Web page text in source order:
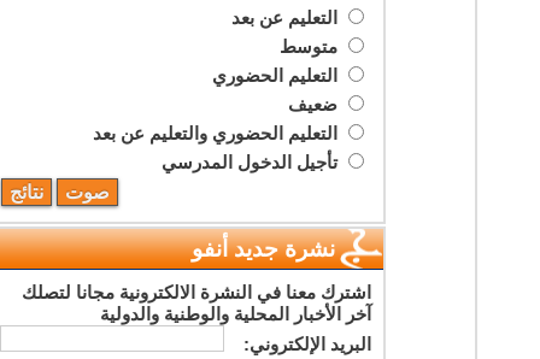
التعليم عن بعد
متوسط
التعليم الحضوري
ضعيف
التعليم الحضوري والتعليم عن بعد
تأجيل الدخول المدرسي
نشرة جديد أنفو
اشترك معنا في النشرة الالكترونية مجانا لتصلك
آخر الأخبار المحلية والوطنية والدولية
البريد اﻹلكتروني: